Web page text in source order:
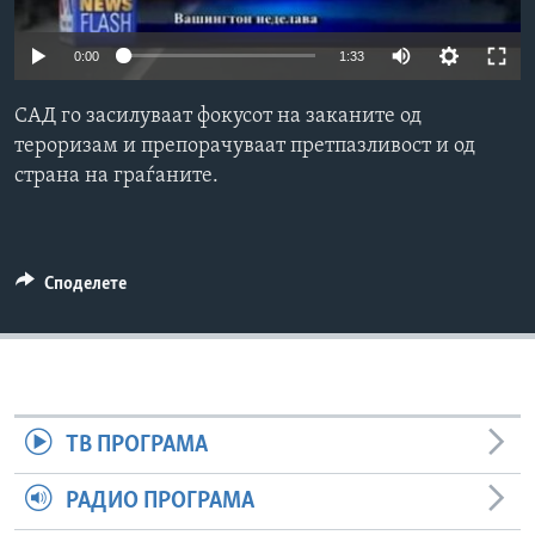
ИНТЕРВЈУА
Јазици
0:00 1:33
САД го засилуваат фокусот на заканите од
тероризам и препорачуваат претпазливост и од
страна на граѓаните.
Споделете
ТВ ПРОГРАМА
РАДИО ПРОГРАМА